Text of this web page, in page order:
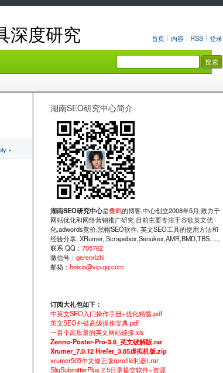
首页 内容 RSS 登录
深度研究
»
湖南SEO研究中心简介
湖南SEO研究中心是叠鹤的博客,中心创立2008年5月,致力于
网站优化和网络营销推广研究.目前主要专注于谷歌英文优
化,adwords竞价,黑帽SEO软件, 英文SEO工具的使用方法和
经验分享: XRumer, Scrapebox,Senukex,AMR,BMD,TBS......
联系 QQ： 705762
微信号： gerenrizhi
邮箱： heixia@vip.qq.com
订阅大礼包如下：
中英文SEO入门操作手册+优化精髓.pdf
英文SEO外链高级操作宝典.pdf
一百个高质量的英文网站链接.xls
Zenno-Poster-Pro-3.6_英文破解版.rar
Xrumer_7.0.12 Hrefer_3.85虚拟机版.zip
xrumer505中文修正版(profile利器).rar
SliqSubmitterPlus 2.5目录提交软件+资源